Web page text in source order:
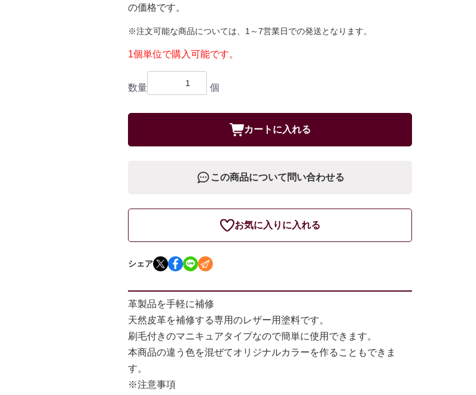
の価格です。
※注文可能な商品については、1～7営業日での発送となります。
1個単位で購入可能です。
数量 個
カートに入れる
この商品について問い合わせる
お気に入りに入れる
シェア
革製品を手軽に補修
天然皮革を補修する専用のレザー用塗料です。
刷毛付きのマニキュアタイプなので簡単に使用できます。
本商品の違う色を混ぜてオリジナルカラーを作ることもできま
す。
※注意事項